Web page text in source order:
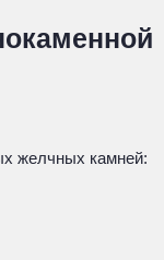
желчных камней: